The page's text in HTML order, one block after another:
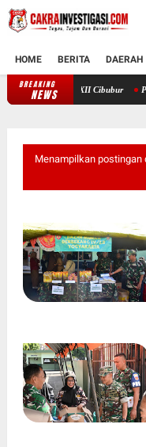
HOME BERITA DAERAH
BREAKING
NEWS Bupati Sleman
Menampilkan postingan